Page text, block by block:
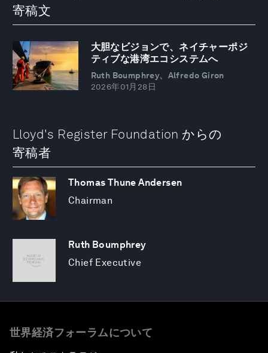
寄稿文
大胆なビジョンで、ネイチャーポジ
ティブな港湾エコシステムへ
Ruth Boumphrey、Alfredo Giron
2026年01月28日
Lloyd's Register Foundation からの
寄稿者
Thomas Thune Andersen
Chairman
Ruth Boumphrey
Chief Executive
世界経済フォーラムについて